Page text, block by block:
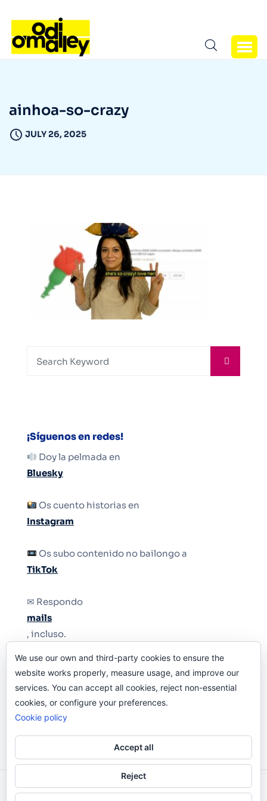
ainhoa-so-crazy
JULY 26, 2025
¡Síguenos en redes!
Doy la pelmada en
Bluesky
Os cuento historias en
Instagram
Os subo contenido no bailongo a
TikTok
✉ Respondo
mails
, incluso.
Y si una persona no puede tener teléfono, que
le quiten el teléfono.
Odi O'Malley © 2016-2025. Todos Los Derechos
We use our own and third-party cookies to ensure the
website works properly, measure usage, and improve our
services. You can accept all cookies, reject non-essential
cookies, or configure your preferences.
Cookie policy
Accept all
Reject